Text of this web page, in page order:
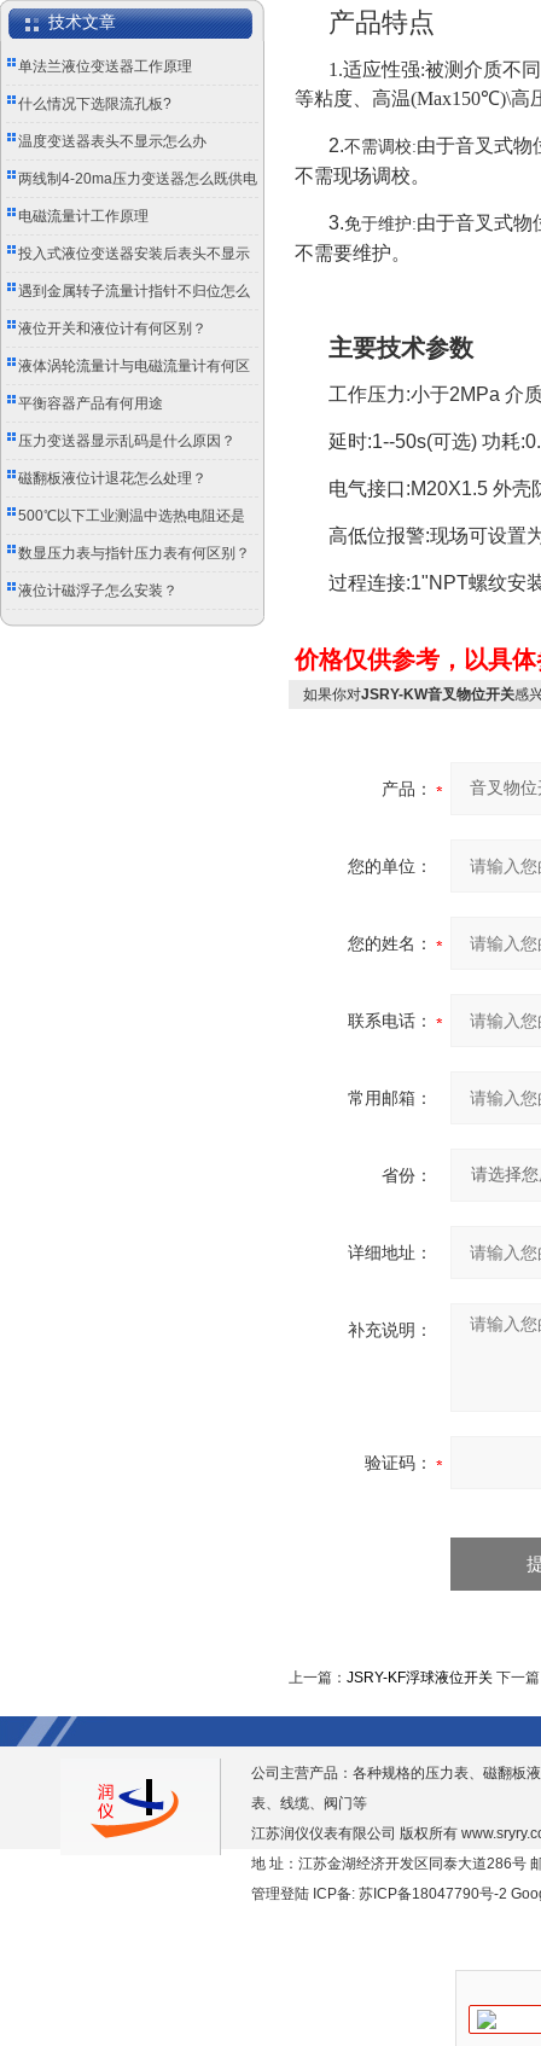
技术文章
单法兰液位变送器工作原理
什么情况下选限流孔板?
温度变送器表头不显示怎么办
两线制4-20ma压力变送器怎么既供电
又传信号？
电磁流量计工作原理
投入式液位变送器安装后表头不显示
怎么办？
遇到金属转子流量计指针不归位怎么
办？
液位开关和液位计有何区别？
液体涡轮流量计与电磁流量计有何区
别？
平衡容器产品有何用途
压力变送器显示乱码是什么原因？
磁翻板液位计退花怎么处理？
500℃以下工业测温中选热电阻还是
双金属温度计？
数显压力表与指针压力表有何区别？
液位计磁浮子怎么安装？
产品特点
1.适应性强:被测介质不
等粘度、高温(Max150℃)\高
2.不需调校:由于音叉式物
不需现场调校。
3.免于维护:由于音叉式物
不需要维护。
主要技术参数
工作压力:小于2MPa 介
延时:1--50s(可选) 功耗
电气接口:M20X1.5 外壳
高低位报警:现场可设置
过程连接:1"NPT螺纹安
价格仅供参考，以具
如果你对JSRY-KW音叉物位开关感
产品：
您的单位：
您的姓名：
联系电话：
常用邮箱：
省份：
详细地址：
补充说明：
验证码：
上一篇： JSRY-KF浮球液位开关 下一
公司主营产品：各种规格的压力表、磁翻板
表、线缆、阀门等
江苏润仪仪表有限公司 版权所有
地 址：江苏金湖经济开发区同泰大道286号
管理登陆 ICP备: 苏ICP备18047790号-2